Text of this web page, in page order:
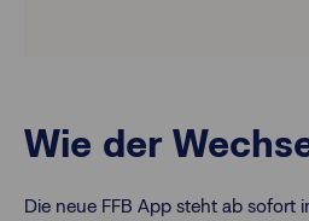
Wie der
Die neue FFB App steht ab sofort